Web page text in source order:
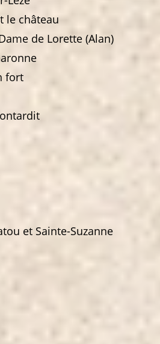
le château
de Lorette (Alan)
fort
et Sainte-Suzanne